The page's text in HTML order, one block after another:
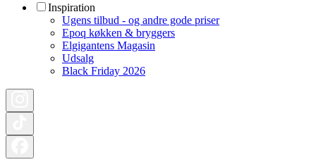
Inspiration
Ugens tilbud - og andre gode priser
Epoq køkken & bryggers
Elgigantens Magasin
Udsalg
Black Friday 2026